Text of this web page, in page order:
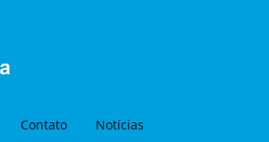
Contato Notícias